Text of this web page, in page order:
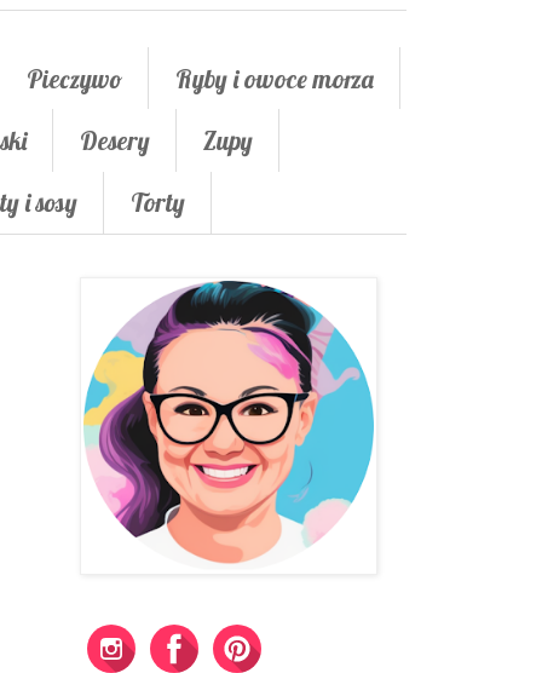
Pieczywo
Ryby i owoce morza
Desery
Zupy
i sosy
Torty